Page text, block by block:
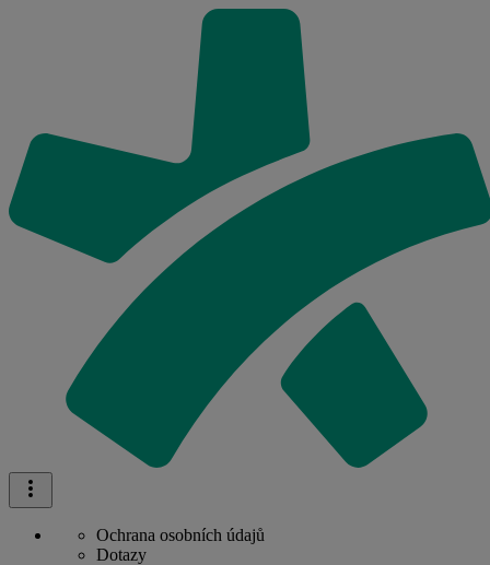
Ochrana osobních údajů
Dotazy